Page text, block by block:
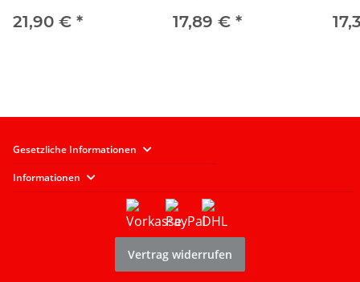
Durchmesser
21,90 € * 17,89 € *
Gesetzliche Informationen
Informationen
Vertrag widerrufen